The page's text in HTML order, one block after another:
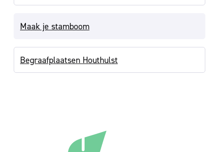
Maak je stamboom
Begraafplaatsen Houthulst